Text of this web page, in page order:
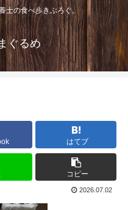
士の食べ歩きぶろぐ。
ぐるめ
はてブ
コピー
2026.07.02